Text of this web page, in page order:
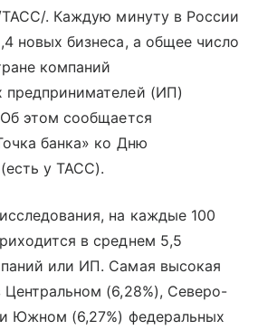
. Каждую минуту в России
новых бизнеса, а общее число
компаний
предпринимателей (ИП)
этом сообщается
банка» ко Дню
у ТАСС).
на каждые 100
в среднем 5,5
или ИП. Самая высокая
(6,28%), Северо-
Южном (6,27%) федеральных